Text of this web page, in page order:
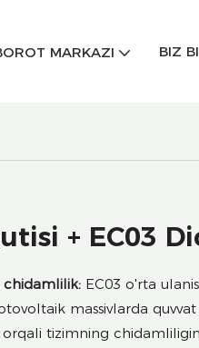
MARKAZI BIZ
+ EC03
chidamlilik: EC03 o'rta
massivlarda
tizimning